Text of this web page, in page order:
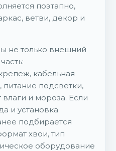
поэтапно,
ветви, декор и
не только внешний
кабельная
питание подсветки,
и мороза. Если
и установка
подбирается
хвои, тип
оборудование